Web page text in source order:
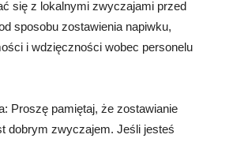
się z lokalnymi zwyczajami przed
sposobu zostawienia napiwku,
i wdzięczności wobec personelu
Proszę pamiętaj, że zostawianie
dobrym zwyczajem. Jeśli jesteś